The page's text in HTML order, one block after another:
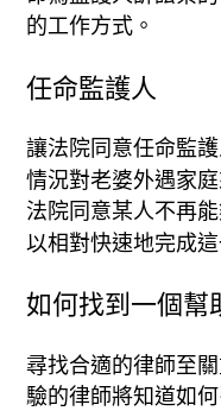
的工作方式。
任命監護人
讓法院同意任命監
情況對老婆外遇家
法院同意某人不再
以相對快速地完成這
如何找到一個幫
尋找合適的律師至
驗的律師將知道如